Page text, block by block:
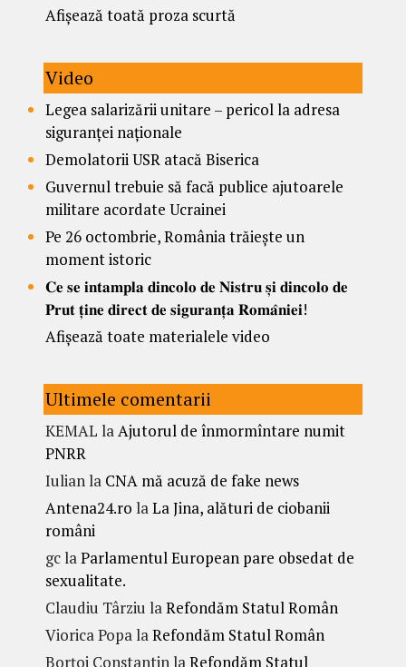
Afișează toată proza scurtă
Video
Legea salarizării unitare – pericol la adresa
siguranței naționale
Demolatorii USR atacă Biserica
Guvernul trebuie să facă publice ajutoarele
militare acordate Ucrainei
Pe 26 octombrie, România trăiește un
moment istoric
𝐂𝐞 𝐬𝐞 𝐢𝐧𝐭𝐚𝐦𝐩𝐥𝐚 𝐝𝐢𝐧𝐜𝐨𝐥𝐨 𝐝𝐞 𝐍𝐢𝐬𝐭𝐫𝐮 𝐬̦𝐢 𝐝𝐢𝐧𝐜𝐨𝐥𝐨 𝐝𝐞
𝐏𝐫𝐮𝐭 𝐭̦𝐢𝐧𝐞 𝐝𝐢𝐫𝐞𝐜𝐭 𝐝𝐞 𝐬𝐢𝐠𝐮𝐫𝐚𝐧𝐭̦𝐚 𝐑𝐨𝐦𝐚̂𝐧𝐢𝐞𝐢!
Afișează toate materialele video
Ultimele comentarii
KEMAL laAjutorul de înmormîntare numit
PNRR
Iulianla CNA mă acuză de fake news
Antena24.ro laLa Jina, alături de ciobanii
români
gclaParlamentul European pare obsedat de
sexualitate.
Claudiu Târziu laRefondăm Statul Român
Viorica PopalaRefondăm Statul Român
Borțoi Constantin la Refondăm Statul